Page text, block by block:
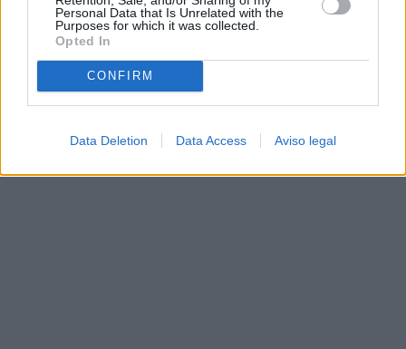
Personal Data that Is Unrelated with the
Purposes for which it was collected.
Opted In
CONFIRM
Data Deletion Data Access Aviso legal